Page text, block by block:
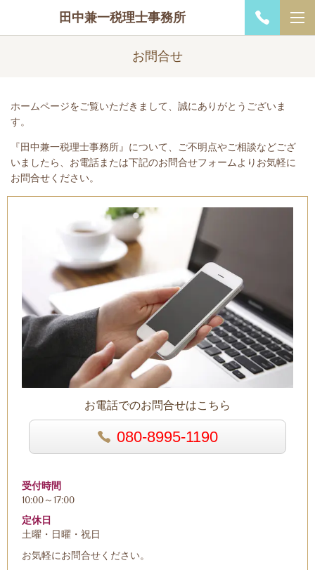
田中兼一税理士事務所
お問合せ
ホームページをご覧いただきまして、誠にありがとうございま
す。
『田中兼一税理士事務所』について、ご不明点やご相談などござ
いましたら、お電話または下記のお問合せフォームよりお気軽に
お問合せください。
お電話でのお問合せはこちら
080-8995-1190
受付時間
10:00～17:00
定休日
土曜・日曜・祝日
お気軽にお問合せください。